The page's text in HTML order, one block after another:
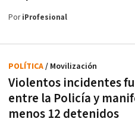
PoriProfesional
Violentos incidentes
entre la Policía y
menos 12 detenidos
POLÍTICA/ Movilización